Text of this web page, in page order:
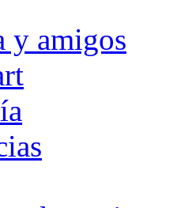
y amigos